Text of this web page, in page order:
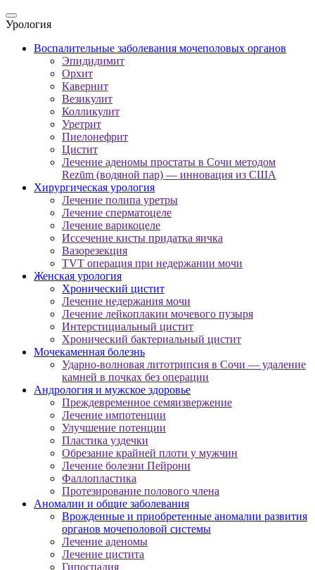
Урология
Воспалительные заболевания мочеполовых органов
Эпидидимит
Орхит
Кавернит
Везикулит
Колликулит
Уретрит
Пиелонефрит
Цистит
Лечение аденомы простаты в Сочи методом
Rezūm (водяной пар) — инновация из США
Хирургическая урология
Лечение полипа уретры
Лечение сперматоцеле
Лечение варикоцеле
Иссечение кисты придатка яичка
Вазорезекция
TVT операция при недержании мочи
Женская урология
Хронический цистит
Лечение недержания мочи
Лечение лейкоплакии мочевого пузыря
Интерстициальный цистит
Хронический бактериальный цистит
Мочекаменная болезнь
Ударно-волновая литотрипсия в Сочи — удаление
камней в почках без операции
Андрология и мужское здоровье
Преждевременное семяизвержение
Лечение импотенции
Улучшение потенции
Пластика уздечки
Обрезание крайней плоти у мужчин
Лечение болезни Пейрони
Фаллопластика
Протезирование полового члена
Аномалии и общие заболевания
Врожденные и приобретенные аномалии развития
органов мочеполовой системы
Лечение аденомы
Лечение цистита
Гипоспадия